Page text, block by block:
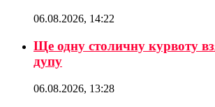
06.08.2026, 14:22
Ще одну столичну курвоту
дупу
06.08.2026, 13:28